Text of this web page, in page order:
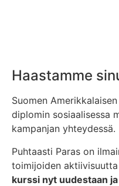
Haastamme
Suomen
diplomin sosiaalisessa
kampanjan yhteydessä.
Puhtaasti Paras on
toimijoiden
kurssi nyt uudestaan